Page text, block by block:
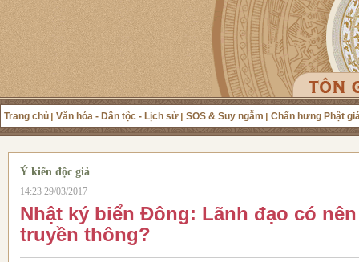
Trang chủ Văn hóa - Dân tộc - Lịch sử SOS & Suy ngẫm Chấn hưng Phật
Ý kiến độc giả
14:23 29/03/2017
Nhật ký biển Đông: Lãnh đạo có
truyền thông?